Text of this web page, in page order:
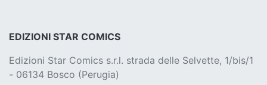
EDIZIONI STAR COMICS
Edizioni Star Comics s.r.l. strada delle Selvette, 1/bis/1
- 06134 Bosco (Perugia)